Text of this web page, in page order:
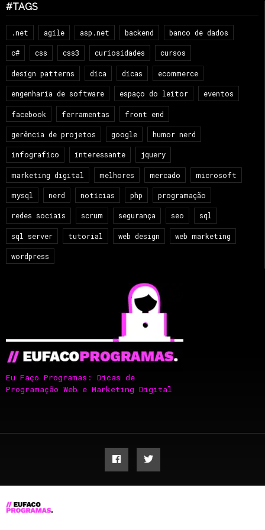
#TAGS
.net agile asp.net backend banco de dados
c# css css3 curiosidades cursos
design patterns dica dicas ecommerce
engenharia de software espaço do leitor eventos
facebook ferramentas front end
gerência de projetos google humor nerd
infografico interessante jquery
marketing digital melhores mercado microsoft
mysql nerd notícias php programação
redes sociais scrum segurança seo sql
sql server tutorial web design web marketing
wordpress
Eu Faço Programas: Dicas de
Programação Web e Marketing Digital